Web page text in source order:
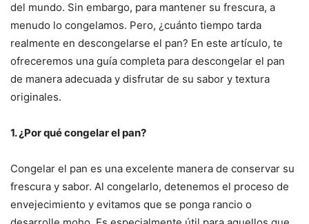
del mundo. Sin embargo, para mantener su frescura, a
menudo lo congelamos. Pero, ¿cuánto tiempo tarda
realmente en descongelarse el pan? En este artículo, te
ofreceremos una guía completa para descongelar el pan
de manera adecuada y disfrutar de su sabor y textura
originales.
1. ¿Por qué congelar el pan?
Congelar el pan es una excelente manera de conservar su
frescura y sabor. Al congelarlo, detenemos el proceso de
envejecimiento y evitamos que se ponga rancio o